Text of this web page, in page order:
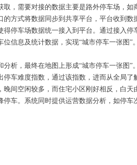
，需要对接的数据主要是路外停车场，如
方式将数据同步到共享平台，平台收到数
停车场数据统一接入到平台。通过接入
信息及统计数据，实现“城市停车一张图”
析，最终在地图上形成“城市停车一张图”
车难度指数，通过该指数，进而从全局
间空闲较多，而住宅小区刚好相反，白
车。系统同时提供运营数据分析，如停